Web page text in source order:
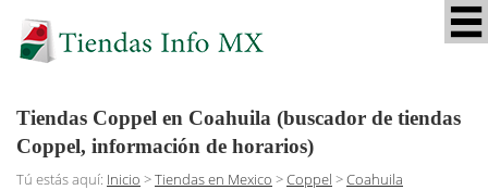
Tiendas Coppel en Coahuila (buscador de tiendas
Coppel, información de horarios)
Tú estás aquí: Inicio >Tiendas en Mexico >Coppel >Coahuila